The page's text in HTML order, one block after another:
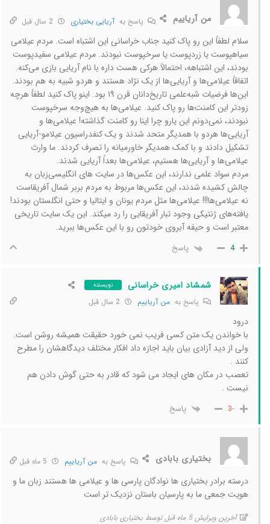
من آریاییم پاسخ به آریایی بختیاری
سلام لطفاً این رو پاک کنید جناب خراسانی این اشتباه است. مردم عیلامی
سیاهپوست یا زردپوست یا سرخپوست نبودند. مردم عیلامی سفیدپوست
بودند، این اشتباهه، احتمالاً هرکی هست داره با نام آریایی بازی می‌کنه.
اتفاقاً عیلامی‌ها و آریایی‌ها از یک نژاد هستند و هردو شبیه به هم بودند.
این‌ها فرضیات شبه‌علمی تاریخ‌دانان قرن ۱۹ بود. اینو پاک کنید لطفاً هرچه
زودتر این کامنت‌ها رو پاک کنید. عیلامی‌ها به هیچ‌وجه سرخپوست
نبودند، نمی‌دونم این یارو چرا اینا رو کامنت گذاشته! عیلامی‌ها و
آریایی‌ها هردو با همدیگر متحد شدند و یک کنفدراسیون عیلامو-آریایی
تشکیل دادند و با کمک همدیگر خاورمیانه را تصرف کردند. ما وارث
عیلامی‌ها و آریایی‌ها هستیم، عیلامی‌ها بعداً آریایی شدند.
مردم سواد علمی ندارند، این عکس‌ها در سایت های انگلیسی‌زبان به
چالش کشیده شدند، این عکس‌ها مربوط به مردم بربر شمال آفریقاست
نه عیلامی‌ها!!! عیلامی‌ها مثل مردم یونان و ایتالیا و حتی انگلستان بودند!
یافته‌های ژنتیکی وجود تبار آفریقایی را رد میکند. این یک سایت تاریخی
معتبر است و حیفه آبروی خودتون رو با این عکس‌ها ببرید.
4 پاسخ
شمشاد امیری خراسانی نویسنده
پاسخ به من آریاییم
درود
با خواندن یک متن کسی فریب نمی خورد حقیقت همیشه روشن است.
ولی از دید آزادی بیان باید اجازه داد افکار مختلف دیدگاهشان را مطرح
کنند .
تعصب در مکان های ایجاد می شود که قادر به حتی گوش دادن هم
نیست .
-3 پاسخ
بختیاری بابادی پاسخ به من آریاییم
درسته برادر بختیاری ها نوادگان پارسی ها و عیلامی ها هستند زبان ما و
هویت جمعی ما به پارسیان باستان نزدیک تر است
آخرین ویرایش 5 ماه قبل توسط بختیاری بابادی